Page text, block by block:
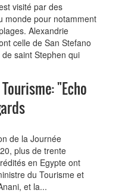
visité par des
monde pour notamment
Alexandrie
celle de San Stefano
saint Stephen qui
"Echo
de la Journée
plus de trente
en Egypte ont
du Tourisme et
et la...